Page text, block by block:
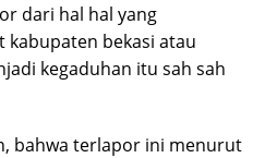
dari hal hal yang
kabupaten bekasi atau
kegaduhan itu sah sah
bahwa terlapor ini menurut